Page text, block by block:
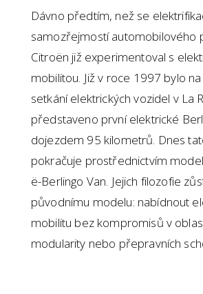
Dávno předtím, než se
samozřejmostí automobilového
Citroën již experimentoval s
mobilitou. Již v roce 1997 bylo
setkání elektrických vozidel v La
představeno první elektrické
dojezdem 95 kilometrů. Dnes
pokračuje prostřednictvím
ë-Berlingo Van. Jejich filozofie
původnímu modelu: nabídnout
mobilitu bez kompromisů v
modularity nebo přepravních